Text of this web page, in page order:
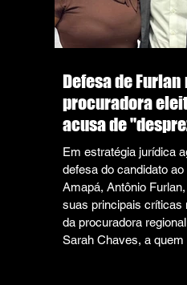
Defesa de
procuradora
acusa de
provas
contestação a
impugnações
Em estratégia jurídica
defesa do candidato ao
Amapá, Antônio Furlan,
suas principais críticas
da procuradora
Sarah Chaves, a quem